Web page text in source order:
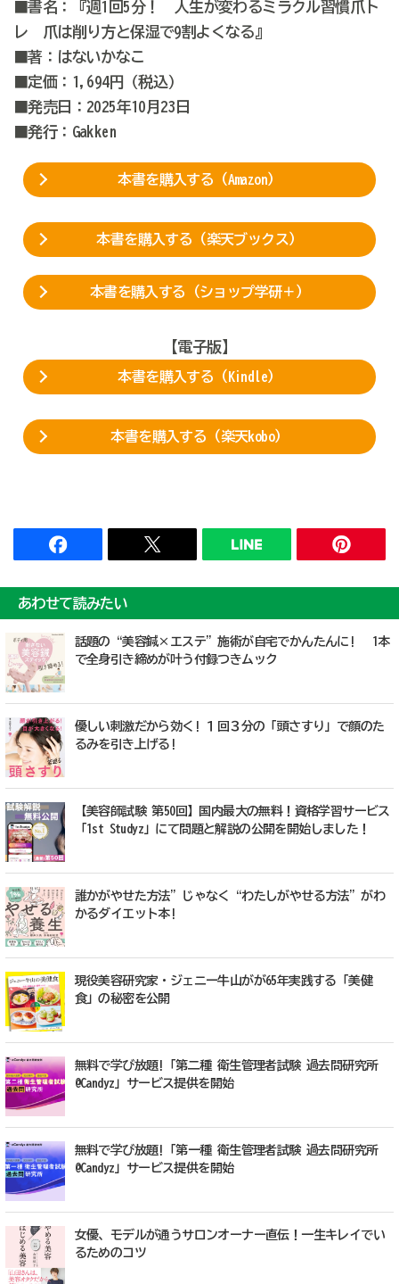
■書名：『週1回5分！ 人生が変わるミラクル習慣爪ト
レ 爪は削り方と保湿で9割よくなる』
■著：はないかなこ
■定価：1,694円（税込）
■発売日：2025年10月23日
■発行：Gakken
本書を購入する（Amazon）
本書を購入する（楽天ブックス）
本書を購入する（ショップ学研＋）
【電子版】
本書を購入する（Kindle）
本書を購入する（楽天kobo）
あわせて読みたい
話題の“美容鍼×エステ”施術が自宅でかんたんに! 1本
で全身引き締めが叶う付録つきムック
優しい刺激だから効く! １回３分の「頭さすり」で顔のた
るみを引き上げる!
【美容師試験 第50回】国内最大の無料！資格学習サービス
「1st Studyz」にて問題と解説の公開を開始しました！
誰かがやせた方法”じゃなく“わたしがやせる方法”がわ
かるダイエット本!
現役美容研究家・ジェニー牛山がが65年実践する「美健
食」の秘密を公開
無料で学び放題!「第二種 衛生管理者試験 過去問研究所
@Candyz」サービス提供を開始
無料で学び放題!「第一種 衛生管理者試験 過去問研究所
@Candyz」サービス提供を開始
女優、モデルが通うサロンオーナー直伝！一生キレイでい
るためのコツ